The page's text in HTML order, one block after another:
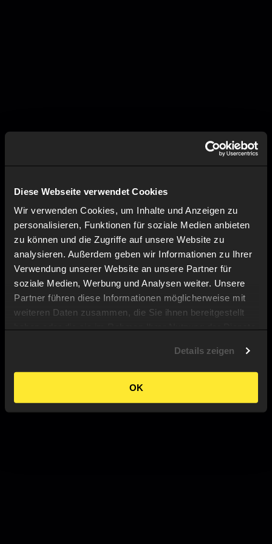
Diese Webseite verwendet Cookies
Wir verwenden Cookies, um Inhalte und Anzeigen zu
personalisieren, Funktionen für soziale Medien anbieten
zu können und die Zugriffe auf unsere Website zu
analysieren. Außerdem geben wir Informationen zu Ihrer
Verwendung unserer Website an unsere Partner für
soziale Medien, Werbung und Analysen weiter. Unsere
Partner führen diese Informationen möglicherweise mit
weiteren Daten zusammen, die Sie ihnen bereitgestellt
Details zeigen
OK